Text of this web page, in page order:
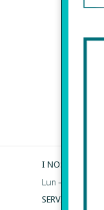
I NOSTRI ORARI:
Lun – Sab |
SERVIZIO